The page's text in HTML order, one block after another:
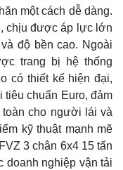
một cách dễ dàng.
chịu được áp lực lớn
độ bền cao. Ngoài
trang bị hệ thống
có thiết kế hiện đại,
tiêu chuẩn Euro, đảm
cho người lái và
kỹ thuật mạnh mẽ
3 chân 6x4 15 tấn
doanh nghiệp vận tải